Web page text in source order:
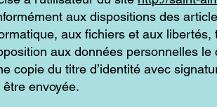
aux dispositions des
aux fichiers et aux
aux données personnelles
copie du titre d’identité avec
être envoyée.